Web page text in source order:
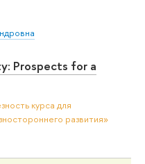
Prospects for a
курса для
развития»